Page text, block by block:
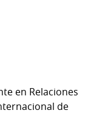
en Relaciones
de